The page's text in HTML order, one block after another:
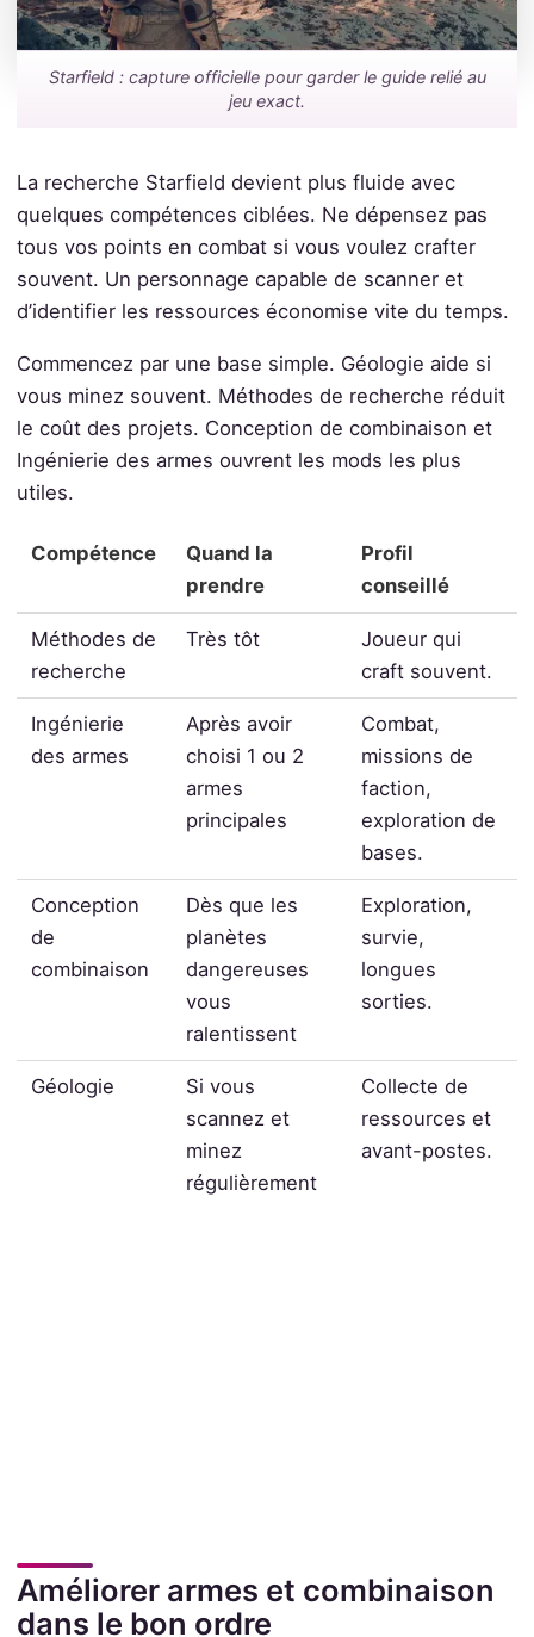
Starfield : capture officielle pour garder le guide relié au
jeu exact.
La recherche Starfield devient plus fluide avec
quelques compétences ciblées. Ne dépensez pas
tous vos points en combat si vous voulez crafter
souvent. Un personnage capable de scanner et
d’identifier les ressources économise vite du temps.
Commencez par une base simple. Géologie aide si
vous minez souvent. Méthodes de recherche réduit
le coût des projets. Conception de combinaison et
Ingénierie des armes ouvrent les mods les plus
utiles.
Compétence
Quand la
prendre
Profil
conseillé
Méthodes de
recherche
Très tôt
Joueur qui
craft souvent.
Ingénierie
des armes
Après avoir
choisi 1 ou 2
armes
principales
Combat,
missions de
faction,
exploration de
bases.
Conception
de
combinaison
Dès que les
planètes
dangereuses
vous
ralentissent
Exploration,
survie,
longues
sorties.
Géologie
Si vous
scannez et
minez
régulièrement
Collecte de
ressources et
avant-postes.
Améliorer armes et combinaison
dans le bon ordre